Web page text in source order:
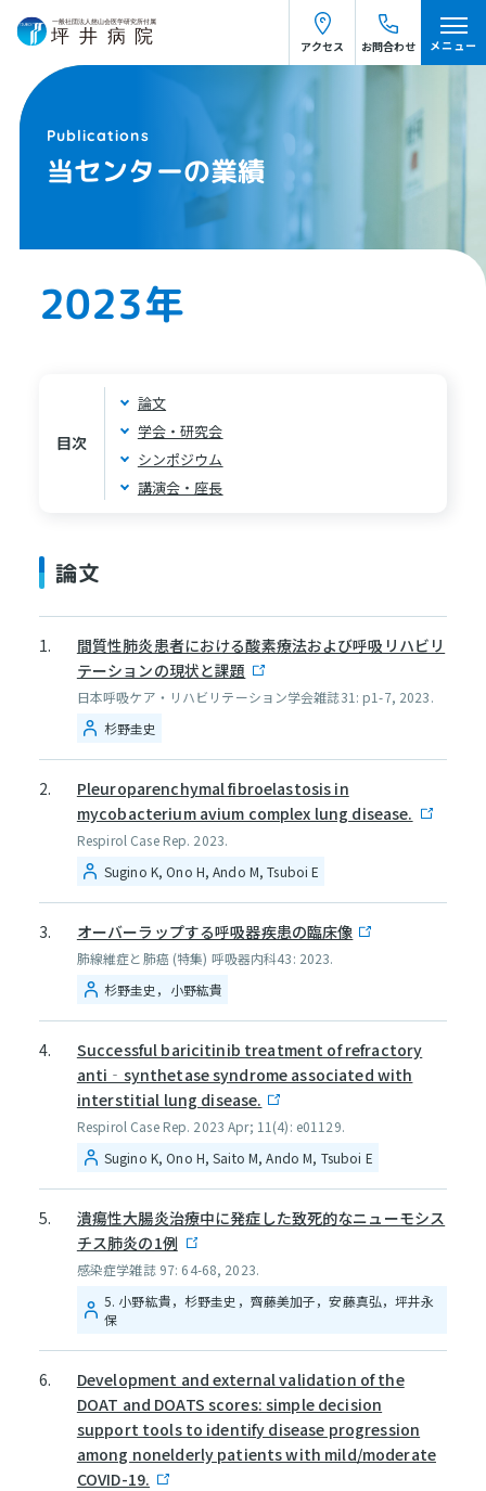
メニュー
アクセス お問合わせ
当センターの業績
2023年
目次
論文
学会・研究会
シンポジウム
講演会・座長
論文
間質性肺炎患者における酸素療法および呼吸リハビリ
テーションの現状と課題
日本呼吸ケア・リハビリテーション学会雑誌31: p1-7, 2023.
杉野圭史
Pleuroparenchymal fibroelastosis in
mycobacterium avium complex lung disease.
Respirol Case Rep. 2023.
Sugino K, Ono H, Ando M, Tsuboi E
オーバーラップする呼吸器疾患の臨床像
肺線維症と肺癌 (特集) 呼吸器内科43: 2023.
杉野圭史，小野紘貴
Successful baricitinib treatment of refractory
anti‐synthetase syndrome associated with
interstitial lung disease.
Respirol Case Rep. 2023 Apr; 11(4): e01129.
Sugino K, Ono H, Saito M, Ando M, Tsuboi E
潰瘍性大腸炎治療中に発症した致死的なニューモシス
チス肺炎の1例
感染症学雑誌 97: 64-68, 2023.
5. 小野紘貴，杉野圭史，齊藤美加子，安藤真弘，坪井永
保
Development and external validation of the
DOAT and DOATS scores: simple decision
support tools to identify disease progression
among nonelderly patients with mild/moderate
COVID-19.